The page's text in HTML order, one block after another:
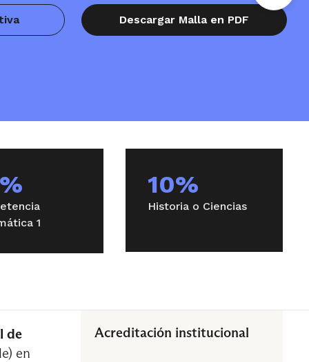
Descargar Malla en PDF
Trayectoria Ingeniería en Control
1
10%
Historia o Ciencias
de
en
Acreditación institucional